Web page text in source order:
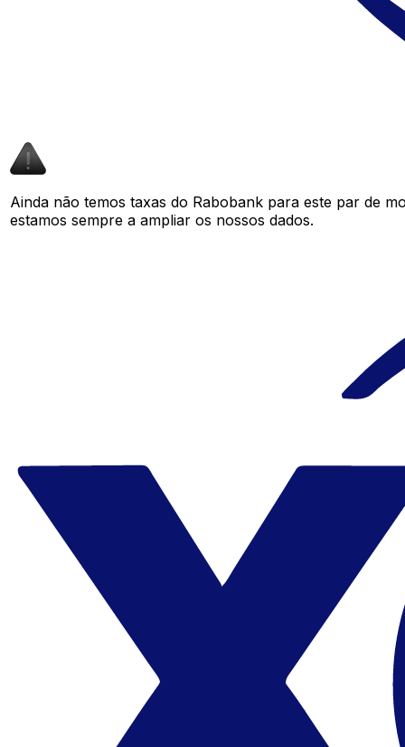
Ainda não temos taxas do Rabobank para este par de
estamos sempre a ampliar os nossos dados.